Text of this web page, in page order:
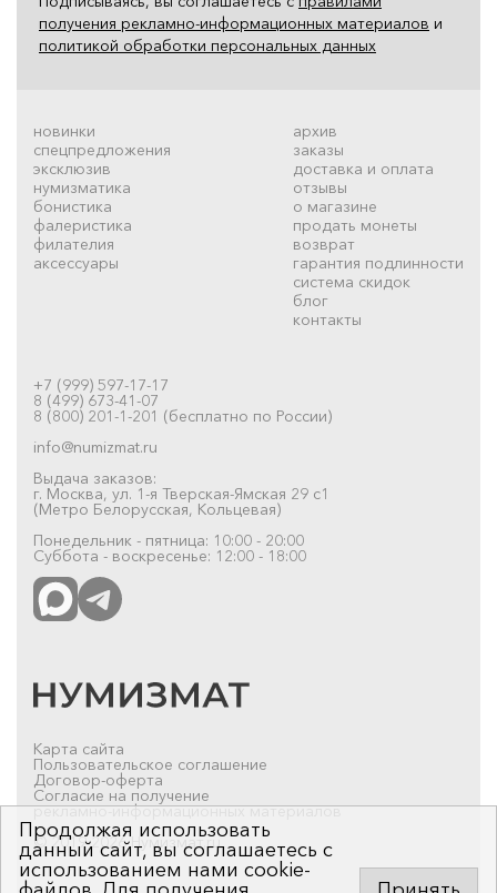
получения рекламно-информационных материалов и
политикой обработки персональных данных
новинки
спецпредложения
эксклюзив
нумизматика
бонистика
фалеристика
филателия
аксессуары
архив
заказы
доставка и оплата
отзывы
о магазине
продать монеты
возврат
гарантия подлинности
система скидок
блог
контакты
+7 (999) 597-17-17
8 (499) 673-41-07
8 (800) 201-1-201 (бесплатно по России)
info@numizmat.ru
Выдача заказов:
г. Москва, ул. 1-я Тверская-Ямская 29 с1
(Метро Белорусская, Кольцевая)
Понедельник - пятница: 10:00 - 20:00
Суббота - воскресенье: 12:00 - 18:00
Карта сайта
Пользовательское соглашение
Договор-оферта
Согласие на получение
рекламно-информационных материалов
© 2019-2026 Нумизмат.ru
Продолжая использовать
данный сайт, вы соглашаетесь с
использованием нами cookie-